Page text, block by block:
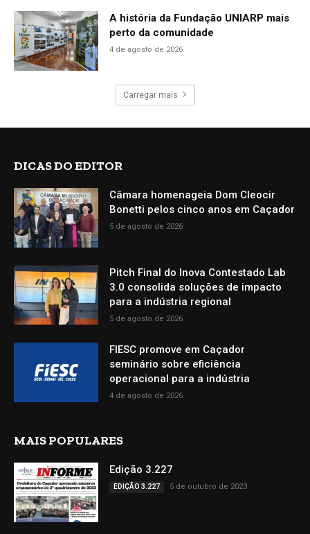
A história da Fundação UNIARP mais
perto da comunidade
4 de agosto de 2026
Carregar mais
DICAS DO EDITOR
Câmara homenageia Dom Cleocir
Bonetti pelos cinco anos em Caçador
5 de agosto de 2026
Pitch Final do Inova Contestado Lab
3.0 consolida soluções de impacto
para a indústria regional
5 de agosto de 2026
FIESC promove em Caçador
seminário sobre eficiência
operacional para a indústria
4 de agosto de 2026
MAIS POPULARES
Edição 3.227
EDIÇÃO 3.227 5 de outubro de 2023